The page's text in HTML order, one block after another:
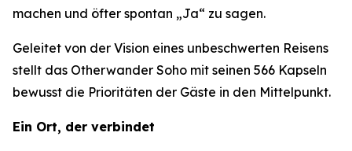
machen und öfter spontan „Ja“ zu sagen.
Geleitet von der Vision eines unbeschwerten Reisens
stellt das Otherwander Soho mit seinen 566 Kapseln
bewusst die Prioritäten der Gäste in den Mittelpunkt.
Ein Ort, der verbindet